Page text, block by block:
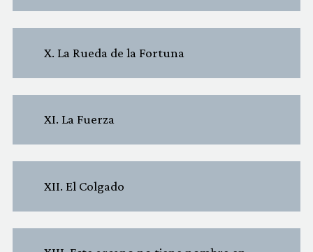
X. La Rueda de la Fortuna
XI. La Fuerza
XII. El Colgado